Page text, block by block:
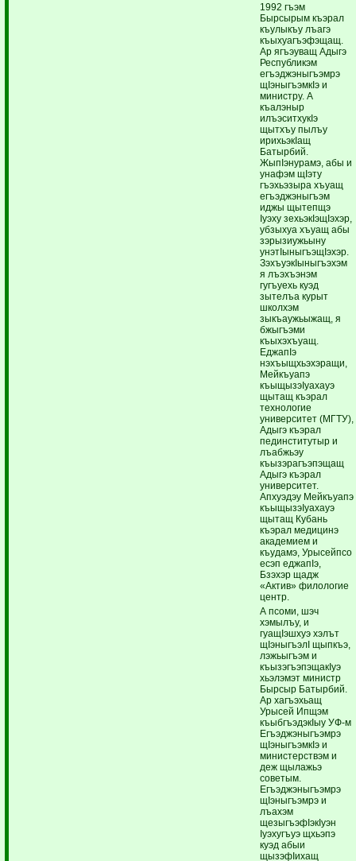
1992 гъэм
Бырсырым къэрал
къулыкъу лъагэ
къыхуагъэфэщащ.
Ар ягъэуващ Адыгэ
Республикэм
егъэджэныгъэмрэ
щIэныгъэмкIэ и
министру. А
къалэныр
илъэситхукIэ
щытхъу пылъу
ирихьэкIащ
Батырбий.
ЖыпIэнурамэ, абы и
унафэм щIэту
гъэхьэзыра хъуащ
егъэджэныгъэм
иджы щытепщэ
Iуэху зехьэкIэщIэхэр,
убзыхуа хъуащ абы
зэрызиужьыну
унэтIыныгъэщIэхэр.
ЗэхъуэкIыныгъэхэм
я лъэхъэнэм
гугъуехь куэд
зытелъа курыт
школхэм
зыкъаужьыжащ, я
бжыгъэми
къыхэхъуащ.
ЕджапIэ
нэхъыщхьэхэращи,
Мейкъуапэ
къыщызэIуахауэ
щытащ къэрал
технологие
университет (МГТУ),
Адыгэ къэрал
пединститутыр и
лъабжьэу
къызэрагъэпэщащ
Адыгэ къэрал
университет.
Апхуэдэу Мейкъуапэ
къыщызэIуахауэ
щытащ Кубань
къэрал медицинэ
академием и
къудамэ, Урысейпсо
есэп еджапIэ,
Бзэхэр щадж
«Актив» филологие
центр.
А псоми, шэч
хэмылъу, и
гуащIэшхуэ хэлът
щIэныгъэлI щыпкъэ,
лэжьыгъэм и
къызэгъэпэщакIуэ
хьэлэмэт министр
Бырсыр Батырбий.
Ар хагъэхьащ
Урысей Ипщэм
къыбгъэдэкIыу УФ-м
Егъэджэныгъэмрэ
щIэныгъэмкIэ и
министерствэм и
деж щылажьэ
советым.
Егъэджэныгъэмрэ
щIэныгъэмрэ и
лъахэм
щезыгъэфIэкIуэн
Iуэхугъуэ щхьэпэ
куэд абыи
щызэфIихащ